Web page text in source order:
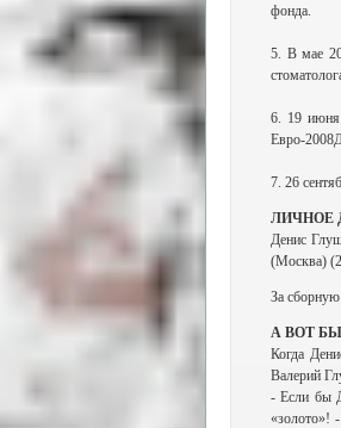
фонда.
5. В мае
6. 19 июня
Евро-
7. 26
ЛИЧНОЕ
Денис
(Москва)
За сборную
А ВОТ
Когда
Валерий
- Если бы
«золото»!